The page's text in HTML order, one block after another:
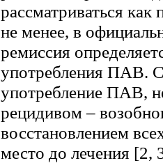
рассматриваться
не менее, в
ремиссия
употребления ПАВ.
употребление ПАВ,
рецидивом –
восстановлением
место до лечения [2,